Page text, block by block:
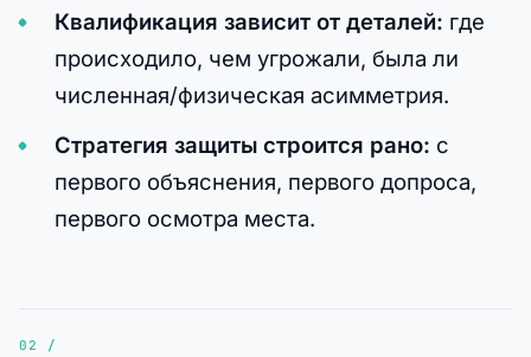
Квалификация зависит от деталей: где
происходило, чем угрожали, была ли
численная/физическая асимметрия.
Стратегия защиты строится рано: с
первого объяснения, первого допроса,
первого осмотра места.